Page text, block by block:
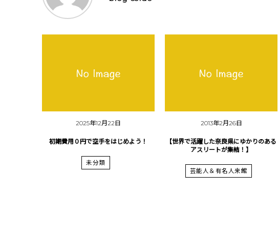
2025年12月22日
初期費用０円で空手をはじめよう！
未分類
2013年2月26日
【世界で活躍した奈良県にゆかりのある
アスリートが集結！】
芸能人＆有名人来館